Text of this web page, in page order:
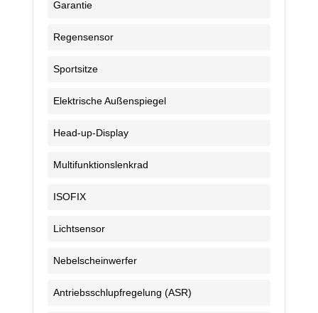
Garantie
Regensensor
Sportsitze
Elektrische Außenspiegel
Head-up-Display
Multifunktionslenkrad
ISOFIX
Lichtsensor
Nebelscheinwerfer
Antriebsschlupfregelung (ASR)